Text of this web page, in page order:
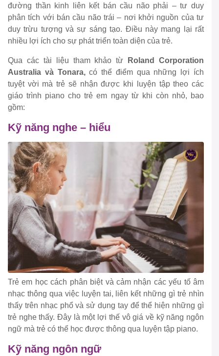
đường thần kinh liên kết bán cầu não phải – tư duy
phân tích với bán cầu não trái – nơi khởi nguồn của tư
duy trừu tượng và sự sáng tạo. Điều này mang lại rất
nhiều lợi ích cho sự phát triển toàn diện của trẻ.
Qua các tài liệu tham khảo từ Roland Corporation
Australia và Tonara,có thể điểm qua những lợi ích
tuyệt vời mà trẻ sẽ nhận được khi luyện tập theo các
giáo trình piano cho trẻ em ngay từ khi còn nhỏ, bao
gồm:
Kỹ năng nghe – hiểu
Trẻ em học cách phân biệt và cảm nhận các yếu tố âm
nhạc thông qua việc luyện tai, liên kết những gì trẻ nhìn
thấy trên nhạc phổ và sử dụng tay để thể hiện những gì
trẻ nghe thấy. Đây là một lợi thế vô giá về kỹ năng ngôn
ngữ mà trẻ có thể học được thông qua luyện tập piano.
Kỹ năng ngôn ngữ